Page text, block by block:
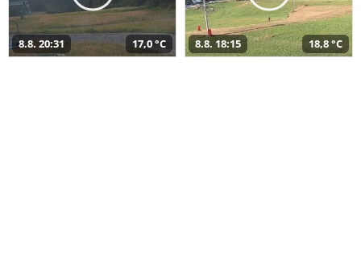
8.8. 20:31 17,0 °C 8.8. 18:15 18,8 °C